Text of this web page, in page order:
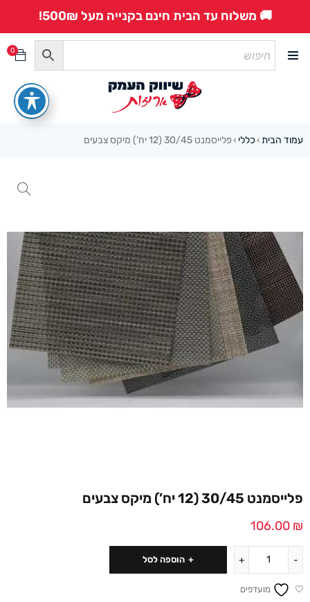
🚚 משלוח עד הבית חינם בקנייה מעל 500₪!
0
עמוד הבית › כללי ›פלייסמנט 30/45 (12 יח’) מיקס צבעים
פלייסמנט 30/45 (12 יח’) מיקס צבעים
106.00 ₪
הוספה לסל
מועדפים